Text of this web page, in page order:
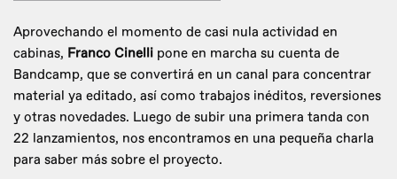
Aprovechando el momento de casi nula actividad en
cabinas, Franco Cinelli pone en marcha su cuenta de
Bandcamp, que se convertirá en un canal para concentrar
material ya editado, así como trabajos inéditos, reversiones
y otras novedades. Luego de subir una primera tanda con
22 lanzamientos, nos encontramos en una pequeña charla
para saber más sobre el proyecto.